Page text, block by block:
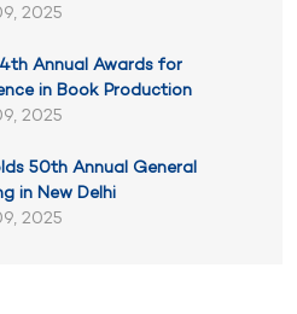
2025
Annual Awards for
in Book Production
2025
50th Annual General
in New Delhi
2025